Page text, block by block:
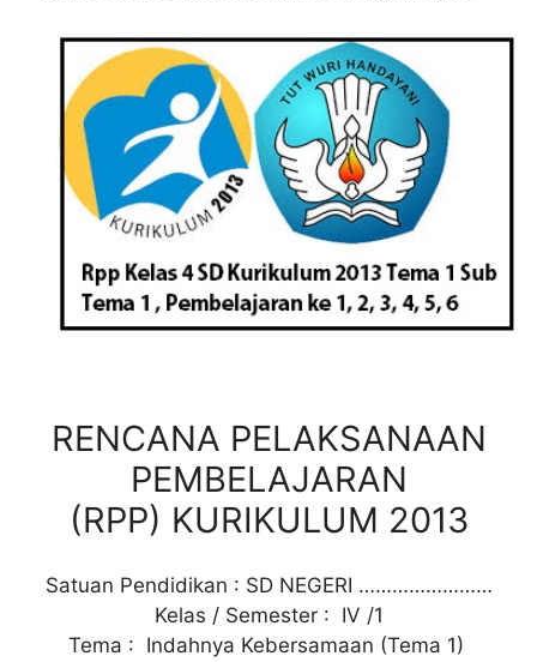
RENCANA PELAKSANAAN
PEMBELAJARAN
(RPP) KURIKULUM 2013
Satuan Pendidikan : SD NEGERI ……………………
Kelas / Semester : IV /1
Tema : Indahnya Kebersamaan (Tema 1)